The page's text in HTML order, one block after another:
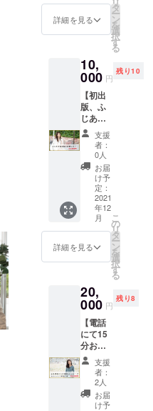
なお話
や、ふ
な風に
夢を叶
えてき
たの
か、夢
を叶え
る秘訣
なども
お伝え
する予
定です
た、当
日 書籍
をお持
だいた
方に
がその
場でサ
インと
今のあ
なたに
必要な
メッ
セージ
をお書
きしま
すの
来かね
ます。
ントい
ただい
た内容
に関し
てお答
えする
ことも
ござい
ます）
※録画録
音不
可、リ
アルタ
イムで
のみ視
となり
ます。
用意は
ござい
ませ
ん。
メール
にてご
ます。
きま
す。 さ
らに希
望者に
婦のイ
ンスタ
グラム
アカウ
ントご
登場
権。 運
用開始
して5ヶ
月目に
8000
フォロ
ワー！
インタ
ビュー
記事が2
回、
載！ 男
女の違
いある
あるが
クスッ
と笑え
ると人
気の夫
婦の漫
画。
https://
詳細を見る
タ
ー
ン
を
選
択
す
る
10,
000 円
残り10
【初出
版、ふ
じあや
を応援
した
い！】
「ふ
じあや
初出版
をただ
応援し
い！」
という
お声を
いただ
た。 そ
んなみ
なさん
へ”お礼
のメッ
セージ
を動
画”をお
送りさ
せてい
ただき
支援
者：
0人
お届
け予
定：
2021
年12
月
詳細を見る
こ
の
リ
タ
ー
ン
を
選
択
す
る
20,
000 円
残り8
【電話
にて15
分お礼
の個別
メッ
セージ
＆ふじ
あやサ
支援
者：
2人
お届
け予